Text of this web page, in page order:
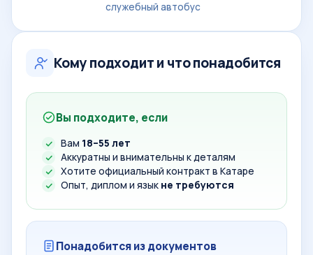
служебный автобус
Кому подходит и что понадобится
Вы подходите, если
Вам 18–55 лет
Аккуратны и внимательны к деталям
Хотите официальный контракт в Катаре
Опыт, диплом и язык не требуются
Понадобится из документов